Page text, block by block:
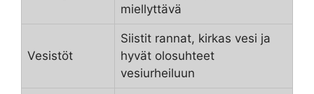
miellyttävä
Vesistöt
Siistit rannat, kirkas vesi ja
hyvät olosuhteet
vesiurheiluun